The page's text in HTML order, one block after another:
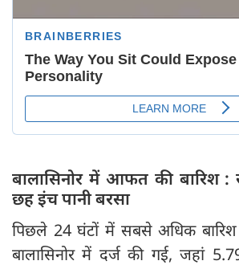
बालासिनोर में आफत की बारिश :
छह इंच पानी बरसा
पिछले 24 घंटों में सबसे अधिक
बालासिनोर में दर्ज की गई, जहां